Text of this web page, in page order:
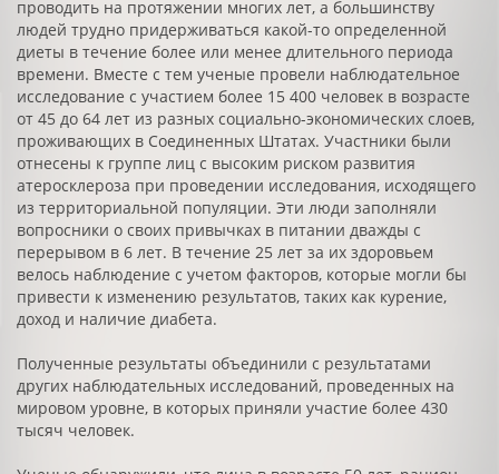
проводить на протяжении многих лет, а большинству
людей трудно придерживаться какой-то определенной
диеты в течение более или менее длительного периода
времени. Вместе с тем ученые провели наблюдательное
исследование с участием более 15 400 человек в возрасте
от 45 до 64 лет из разных социально-экономических слоев,
проживающих в Соединенных Штатах. Участники были
отнесены к группе лиц с высоким риском развития
атеросклероза при проведении исследования, исходящего
из территориальной популяции. Эти люди заполняли
вопросники о своих привычках в питании дважды с
перерывом в 6 лет. В течение 25 лет за их здоровьем
велось наблюдение с учетом факторов, которые могли бы
привести к изменению результатов, таких как курение,
доход и наличие диабета.
Полученные результаты объединили с результатами
других наблюдательных исследований, проведенных на
мировом уровне, в которых приняли участие более 430
тысяч человек.